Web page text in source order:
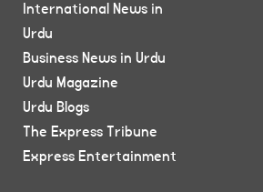
International News in
Urdu
Business News in Urdu
Urdu Magazine
Urdu Blogs
The Express Tribune
Express Entertainment